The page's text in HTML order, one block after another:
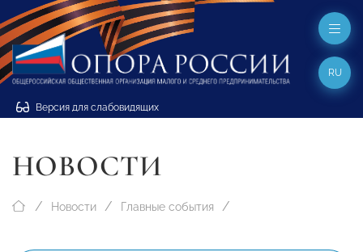
Версия для слабовидящих
RU
НОВОСТИ
Новости Главные события